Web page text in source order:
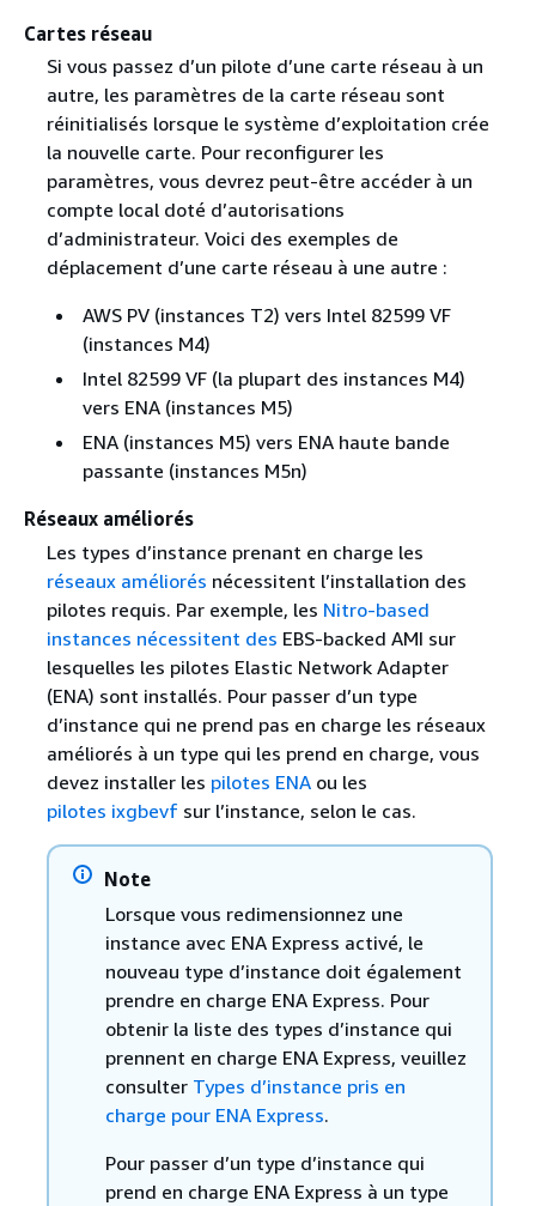
Cartes réseau
Si vous passez d’un pilote d’une carte réseau à un
autre, les paramètres de la carte réseau sont
réinitialisés lorsque le système d’exploitation crée
la nouvelle carte. Pour reconfigurer les
paramètres, vous devrez peut-être accéder à un
compte local doté d’autorisations
d’administrateur. Voici des exemples de
déplacement d’une carte réseau à une autre :
AWS PV (instances T2) vers Intel 82599 VF
(instances M4)
Intel 82599 VF (la plupart des instances M4)
vers ENA (instances M5)
ENA (instances M5) vers ENA haute bande
passante (instances M5n)
Réseaux améliorés
Les types d’instance prenant en charge les
réseaux améliorés nécessitent l’installation des
pilotes requis. Par exemple, les Nitro-based
instances nécessitent des EBS-backed AMI sur
lesquelles les pilotes Elastic Network Adapter
(ENA) sont installés. Pour passer d’un type
d’instance qui ne prend pas en charge les réseaux
améliorés à un type qui les prend en charge, vous
devez installer les pilotes ENAou les
pilotes ixgbevf sur l’instance, selon le cas.
Note
Lorsque vous redimensionnez une
instance avec ENA Express activé, le
nouveau type d’instance doit également
prendre en charge ENA Express. Pour
obtenir la liste des types d’instance qui
prennent en charge ENA Express, veuillez
consulter Types d’instance pris en
charge pour ENA Express.
Pour passer d’un type d’instance qui
prend en charge ENA Express à un type